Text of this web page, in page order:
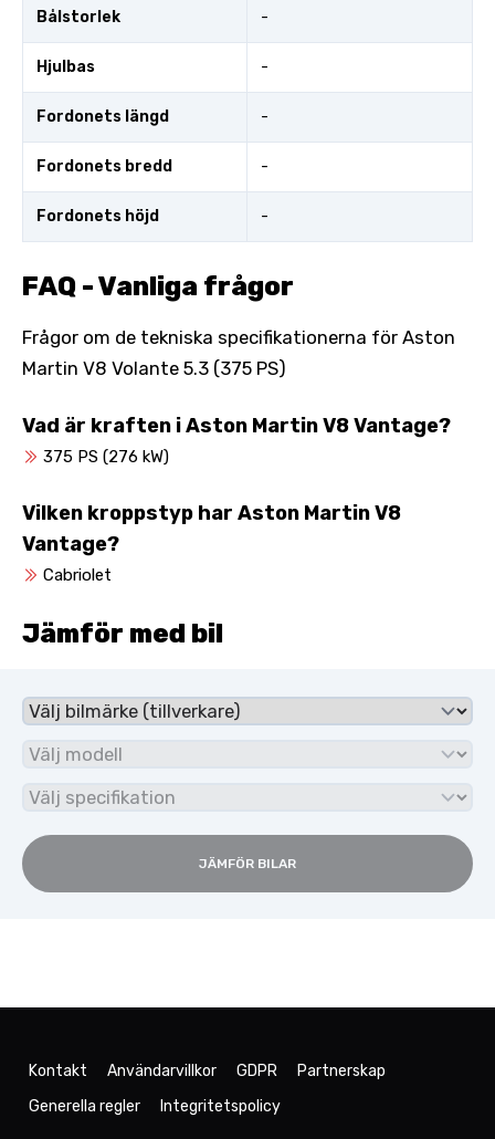
Bålstorlek -
Hjulbas -
Fordonets längd -
Fordonets bredd -
Fordonets höjd -
FAQ - Vanliga frågor
Frågor om de tekniska specifikationerna för Aston
Martin V8 Volante 5.3 (375 PS)
Vad är kraften i Aston Martin V8 Vantage?
375 PS (276 kW)
Vilken kroppstyp har Aston Martin V8
Vantage?
Cabriolet
Jämför med bil
JÄMFÖR BILAR
Kontakt Användarvillkor GDPR
Partnerskap
Generella regler
Integritetspolicy